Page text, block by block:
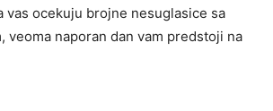
vas ocekuju brojne nesuglasice sa
veoma naporan dan vam predstoji na